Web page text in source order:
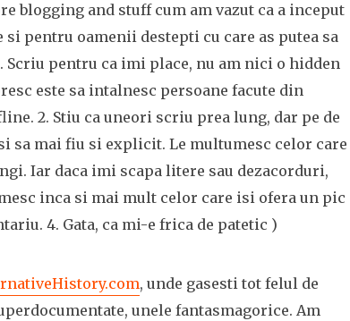
blogging and stuff cum am vazut ca a inceput
si pentru oamenii destepti cu care as putea sa
Scriu pentru ca imi place, nu am nici o hidden
este sa intalnesc persoane facute din
2. Stiu ca uneori scriu prea lung, dar pe de
sa mai fiu si explicit. Le multumesc celor care
Iar daca imi scapa litere sau dezacorduri,
inca si mai mult celor care isi ofera un pic
4. Gata, ca mi-e frica de patetic )
, unde gasesti tot felul de
unele fantasmagorice. Am